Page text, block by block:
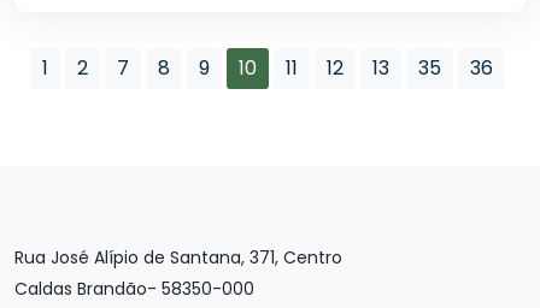
1 2 7 8 9 10 11 12 13 35 36
Rua José Alípio de Santana, 371, Centro
Caldas Brandão- 58350-000